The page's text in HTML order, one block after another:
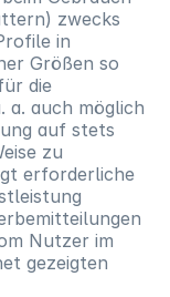
zwecks
in
Größen so
die
a. auch möglich
auf stets
zu
erforderliche
Nutzer im
gezeigten